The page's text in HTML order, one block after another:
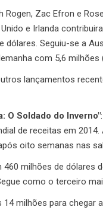
Rogen, Zac Efron e
e Irlanda
dólares. Seguiu-se a
com 5,6 milhões
lançamentos
O Soldado do Inverno"
de receitas em 2014.
oito semanas nas
460 milhões de dólares
como o terceiro
14 milhões para chegar